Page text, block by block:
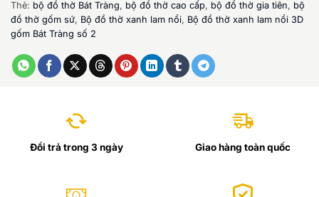
Thẻ: bộ đồ thờ Bát Tràng, bộ đồ thờ cao cấp, bộ đồ thờ gia tiên, bộ
đồ thờ gốm sứ, Bộ đồ thờ xanh lam nổi, Bộ đồ thờ xanh lam nổi 3D
gốm Bát Tràng số 2
Đổi trả trong 3 ngày Giao hàng toàn quốc